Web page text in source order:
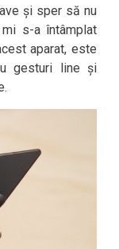
și sper să nu
s-a întâmplat
aparat, este
gesturi line și